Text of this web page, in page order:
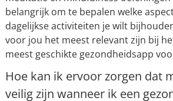
belangrijk om te bepalen welke
dagelijkse activiteiten je wilt
voor jou het meest relevant zijn bij
meest geschikte gezondheidsapp
Hoe kan ik ervoor zorgen dat
veilig zijn wanneer ik een